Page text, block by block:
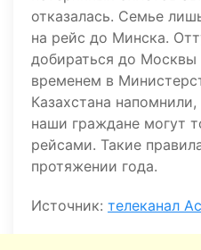
отказалась. Семье
на рейс до Минска.
добираться до Москвы
временем в
Казахстана
наши граждане могут
рейсами. Такие
протяжении года.
Источник: телеканал